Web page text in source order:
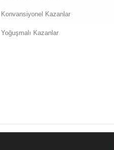
Konvansiyonel Kazanlar
Yoğuşmalı Kazanlar